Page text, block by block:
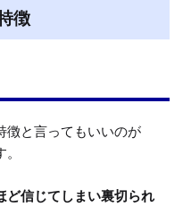
徴
徴と言ってもいいのが
ど信じてしまい裏切られ